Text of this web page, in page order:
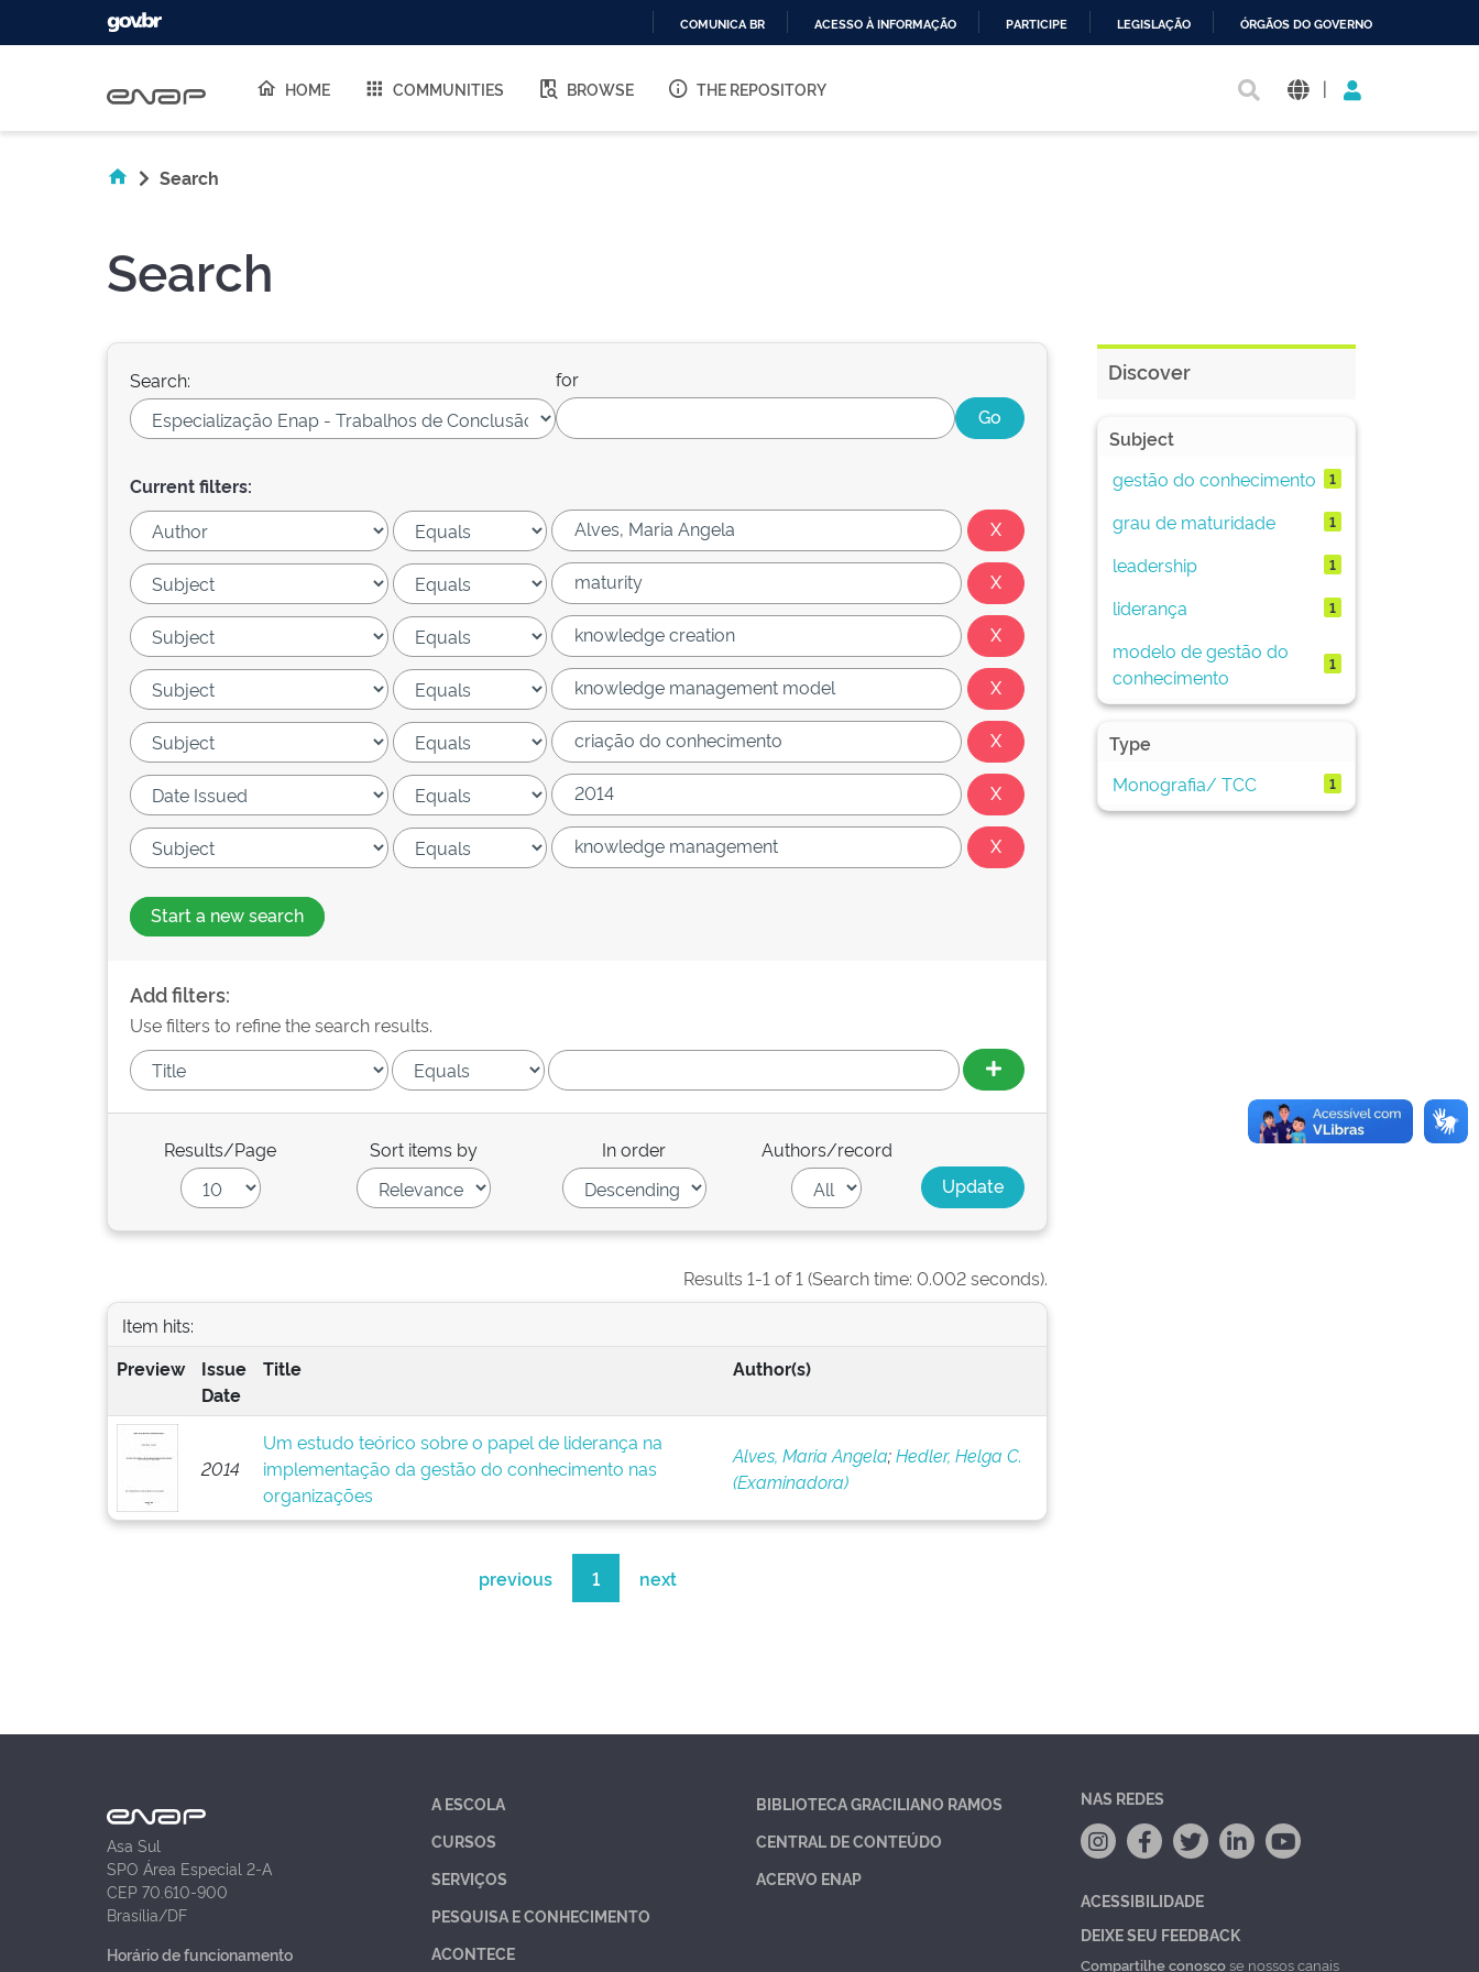
O
COMUNICA BR ACESSO À INFORMAÇÃO PARTICIPE LEGISLAÇÃO ÓRGÃOS DO GOVERNO
HOME COMMUNITIES BROWSE THE REPOSITORY |
Search
Search
Search: for
Current filters:
Start a new search
Add filters:
Use filters to refine the search results.
Results/Page Sort items by In order Authors/record
Results 1-1 of 1 (Search time: 0.002 seconds).
Item hits:
Preview
Issue
Date
Title Author(s)
2014
Um estudo teórico sobre o papel de liderança na
implementação da gestão do conhecimento nas
organizações
Alves, Maria Angela;Hedler, Helga C.
(Examinadora)
previous 1 next
Discover
Subject
gestão do conhecimento
1
grau de maturidade 1
leadership 1
liderança 1
modelo de gestão do
conhecimento
1
Type
Monografia/ TCC
1
Asa Sul
SPO Área Especial 2-A
CEP 70.610-900
Brasília/DF
Horário de funcionamento
A ESCOLA
CURSOS
SERVIÇOS
PESQUISA E CONHECIMENTO
ACONTECE
BIBLIOTECA GRACILIANO RAMOS
CENTRAL DE CONTEÚDO
ACERVO ENAP
NAS REDES
ACESSIBILIDADE
DEIXE SEU FEEDBACK
Compartilhe conoscose nossos canais